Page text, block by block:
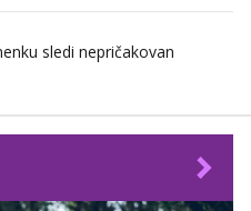
sledi nepričakovan